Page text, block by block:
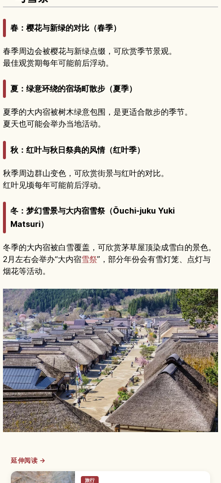
春：樱花与新绿的对比（春季）
春季周边会被樱花与新绿点缀，可欣赏季节景观。
最佳观赏期每年可能前后浮动。
夏：绿意环绕的宿场町散步（夏季）
夏季的大内宿被树木绿意包围，是更适合散步的季节。
夏天也可能会举办当地活动。
秋：红叶与秋日祭典的风情（红叶季）
秋季周边群山变色，可欣赏街景与红叶的对比。
红叶见顷每年可能前后浮动。
冬：梦幻雪景与大内宿雪祭（Ōuchi-juku Yuki
Matsuri）
冬季的大内宿被白雪覆盖，可欣赏茅草屋顶染成雪白的景色。
2月左右会举办“大内宿雪祭”，部分年份会有雪灯笼、点灯与
烟花等活动。
延伸阅读 →
旅行